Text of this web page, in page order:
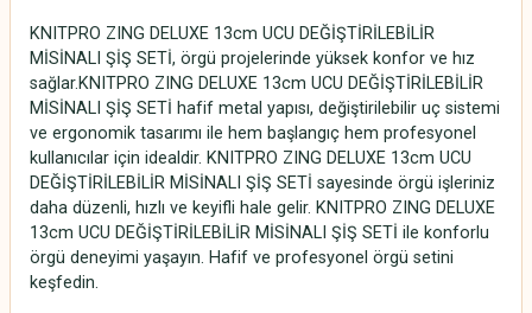
KNITPRO ZING DELUXE 13cm UCU DEĞİŞTİRİLEBİLİR
MİSİNALI ŞİŞ SETİ, örgü projelerinde yüksek konfor ve hız
sağlar.KNITPRO ZING DELUXE 13cm UCU DEĞİŞTİRİLEBİLİR
MİSİNALI ŞİŞ SETİ hafif metal yapısı, değiştirilebilir uç sistemi
ve ergonomik tasarımı ile hem başlangıç hem profesyonel
kullanıcılar için idealdir. KNITPRO ZING DELUXE 13cm UCU
DEĞİŞTİRİLEBİLİR MİSİNALI ŞİŞ SETİ sayesinde örgü işleriniz
daha düzenli, hızlı ve keyifli hale gelir. KNITPRO ZING DELUXE
13cm UCU DEĞİŞTİRİLEBİLİR MİSİNALI ŞİŞ SETİ ile konforlu
örgü deneyimi yaşayın. Hafif ve profesyonel örgü setini
keşfedin.